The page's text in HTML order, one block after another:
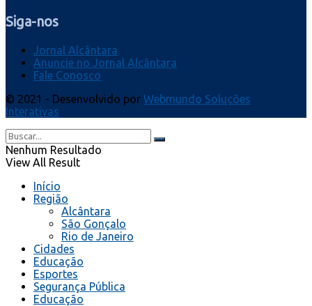
Siga-nos
Jornal Alcântara
Anuncie no Jornal Alcântara
Fale Conosco
© 2021 - Desenvolvido por Webmundo Soluções
Interativas
Nenhum Resultado
View All Result
Início
Região
Alcântara
São Gonçalo
Rio de Janeiro
Cidades
Educação
Esportes
Segurança Pública
Educação